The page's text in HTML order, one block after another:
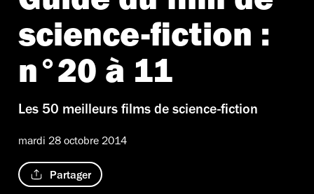
science-fiction :
n°20 à 11
Les 50 meilleurs films de science-fiction
mardi 28 octobre 2014
Partager